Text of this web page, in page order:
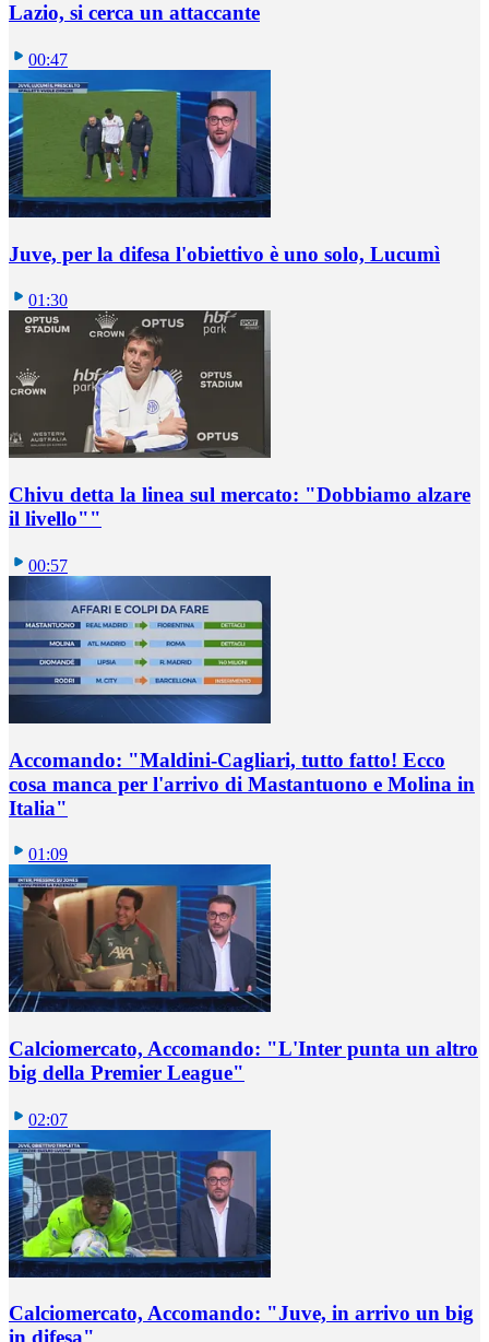
Lazio, si cerca un attaccante
00:47
Juve, per la difesa l'obiettivo è uno solo, Lucumì
01:30
Chivu detta la linea sul mercato: "Dobbiamo alzare
il livello""
00:57
Accomando: "Maldini-Cagliari, tutto fatto! Ecco
cosa manca per l'arrivo di Mastantuono e Molina in
Italia"
01:09
Calciomercato, Accomando: "L'Inter punta un altro
big della Premier League"
02:07
Calciomercato, Accomando: "Juve, in arrivo un big